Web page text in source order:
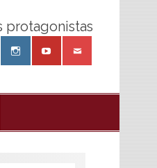
protagonistas